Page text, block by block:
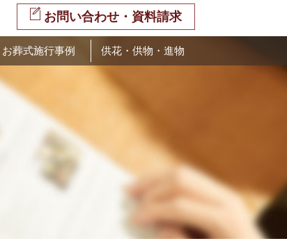
お問い合わせ・資料請求
お葬式施行事例 供花・供物・進物